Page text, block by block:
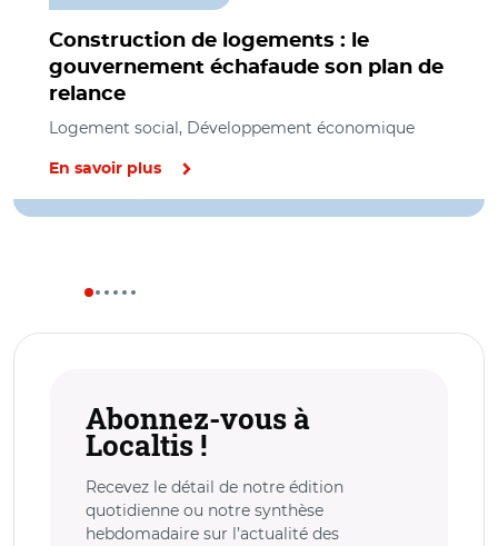
Construction de logements : le
gouvernement échafaude son plan de
relance
Logement social, Développement économique
En savoir plus
Abonnez-vous à
Localtis !
Recevez le détail de notre édition
quotidienne ou notre synthèse
hebdomadaire sur l’actualité des